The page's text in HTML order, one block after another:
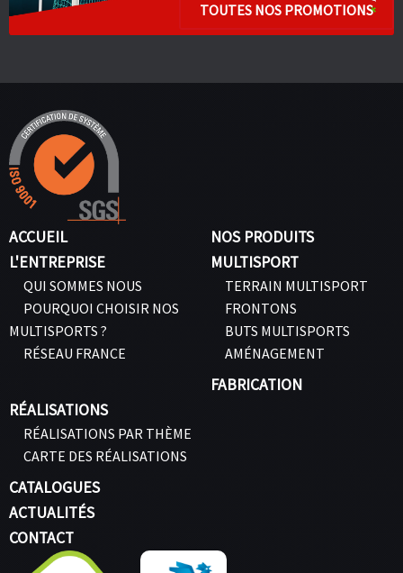
TOUTES NOS PROMOTIONS
ACCUEIL
L'ENTREPRISE
QUI SOMMES NOUS
POURQUOI CHOISIR NOS
MULTISPORTS ?
RÉSEAU FRANCE
NOS PRODUITS
MULTISPORT
TERRAIN MULTISPORT
FRONTONS
BUTS MULTISPORTS
AMÉNAGEMENT
FABRICATION
RÉALISATIONS
RÉALISATIONS PAR THÈME
CARTE DES RÉALISATIONS
CATALOGUES
ACTUALITÉS
CONTACT